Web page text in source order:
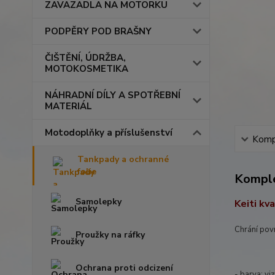
ZAVAZADLA NA MOTORKU
PODPĚRY POD BRAŠNY
ČIŠTĚNÍ, ÚDRŽBA,
MOTOKOSMETIKA
NÁHRADNÍ DÍLY A SPOTŘEBNÍ
MATERIÁL
Motodoplňky a příslušenství
Tankpady a ochranné
folie
Samolepky
Proužky na ráfky
Ochrana proti odcizení
Keiti
Chrání